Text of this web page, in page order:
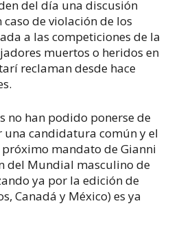
del día una discusión
de violación de los
a las competiciones de la
muertos o heridos en
reclaman desde hace
no han podido ponerse de
candidatura común y el
mandato de Gianni
del Mundial masculino de
ya por la edición de
Canadá y México) es ya